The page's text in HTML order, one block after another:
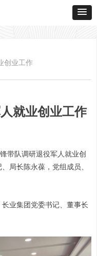
就业创业工作
带队调研退役军人就业创
局长陈永葆，党组成员、
业集团党委书记、董事长
创业工作